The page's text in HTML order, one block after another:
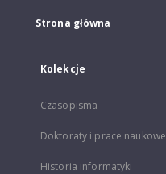
Strona główna
Kolekcje
Czasopisma
Doktoraty i prace naukowe
Historia informatyki